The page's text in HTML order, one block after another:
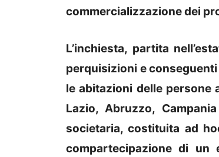
commercializzazione dei
L’inchiesta, partita
perquisizioni e
le abitazioni delle persone
Lazio, Abruzzo,
societaria, costituita ad
compartecipazione di